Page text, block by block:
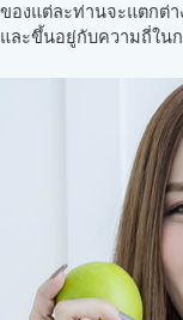
ของแต่ละท่านจะแตกต่
และขึ้นอยู่กับความถี่ใน